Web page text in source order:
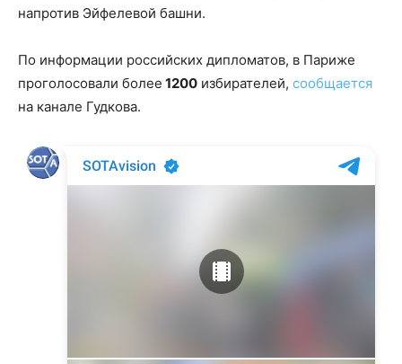
напротив Эйфелевой башни.
По информации российских дипломатов, в Париже
проголосовали более 1200 избирателей, сообщается
на канале Гудкова.